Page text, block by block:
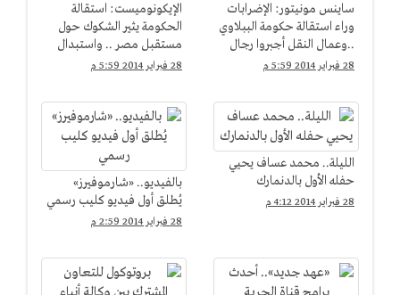
ساينس مونيتور: الإضرابات
وراء استقالة حكومة الببلاوي
..وعمال النقل أجبروا رجال
الجيش علي قيادة
28 فبراير 2014 5:59 م
الإيكونوميست: استقالة
الحكومة يثير الشكوك حول
مستقبل مصر .. واستبدال
الببلاوي بمحلب لعبة
28 فبراير 2014 5:59 م
الليلة.. محمد عساف يحيي
حفله الأول بالدنمارك
28 فبراير 2014 4:12 م
بالفيديو.. «شارموفيرز»
يُطلق أول فيديو كليب رسمي
28 فبراير 2014 2:59 م